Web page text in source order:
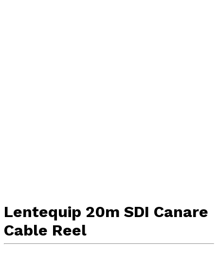
Lentequip 20m SDI Canare
Cable Reel